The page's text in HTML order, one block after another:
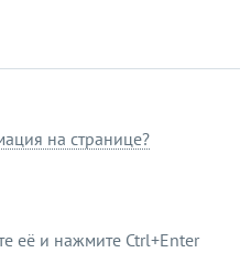
на странице?
её и нажмите Ctrl+Enter